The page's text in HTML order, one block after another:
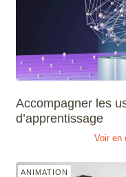
Accompagner les
d’apprentissage
Voir en
ANIMATION